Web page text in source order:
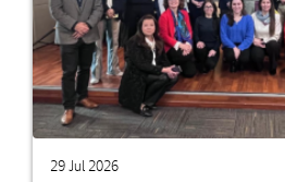
29 Jul 2026